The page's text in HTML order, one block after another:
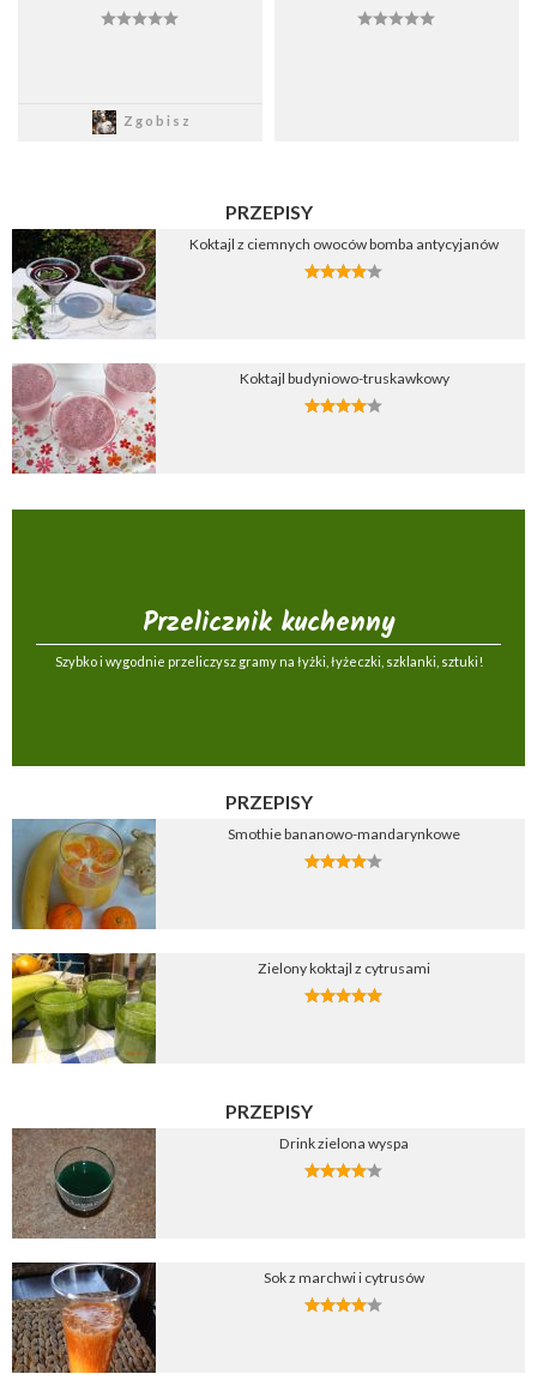
Zgobisz
Zapisz
PRZEPISY
Koktajl z ciemnych owoców bomba antycyjanów
Koktajl budyniowo-truskawkowy
Przelicznik kuchenny
Szybko i wygodnie przeliczysz gramy na łyżki, łyżeczki, szklanki, sztuki!
PRZEPISY
Smothie bananowo-mandarynkowe
Zielony koktajl z cytrusami
PRZEPISY
Drink zielona wyspa
Sok z marchwi i cytrusów